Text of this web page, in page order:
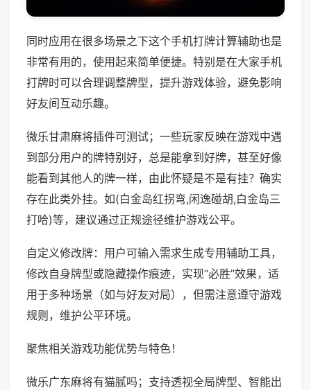
同时应用在很多场景之下这个手机打牌计算辅助也是
非常有用的，使用起来简单便捷。特别是在大家手机
打牌时可以合理调整牌型，提升游戏体验，避免影响
好友间互动乐趣。
微乐甘肃麻将插件可测试；一些玩家反映在游戏中遇
到部分用户的牌特别好，总是能拿到好牌，甚至好像
能看到其他人的牌一样，由此怀疑是不是有挂？确实
存在此类外挂。如(白金岛红拐弯,闲逸碰胡,白金岛三
打哈)等，建议通过正规途径维护游戏公平。
自定义修改牌：用户可输入需求生成专用辅助工具，
修改自身牌型或隐藏操作痕迹，实现“必胜”效果，适
用于多种场景（如与好友对局），但需注意遵守游戏
规则，维护公平环境。
聚焦相关游戏功能优势与特色！
微乐广东麻将有猫腻吗；支持透视全局牌型、智能出